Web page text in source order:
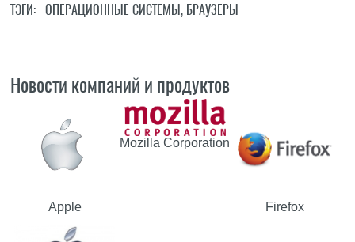
ТЭГИ: ОПЕРАЦИОННЫЕ СИСТЕМЫ, БРАУЗЕРЫ
Новости компаний и продуктов
Apple
Mozilla Corporation
Firefox